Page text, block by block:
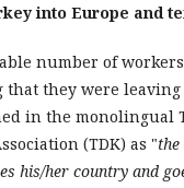
into Europe and
number of
that they were
in the monolingual
(TDK) as "
his/her country and